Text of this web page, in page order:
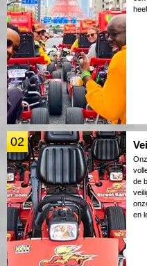
02
de
en